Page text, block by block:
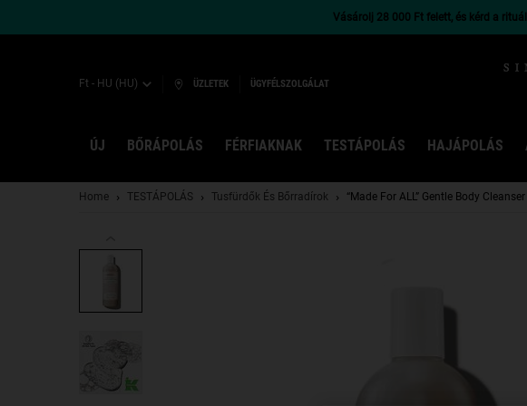
Vásárolj 28 000 Ft felett, és kérd a
Ft - HU (HU) ÜZLETEK ÜGYFÉLSZOLGÁLAT
ÚJ BŐRÁPOLÁS FÉRFIAKNAK TESTÁPOLÁS HAJÁPOLÁS
Home TESTÁPOLÁS Tusfürdők És Bőrradírok “Made For ALL” Gentle Body Cleanser